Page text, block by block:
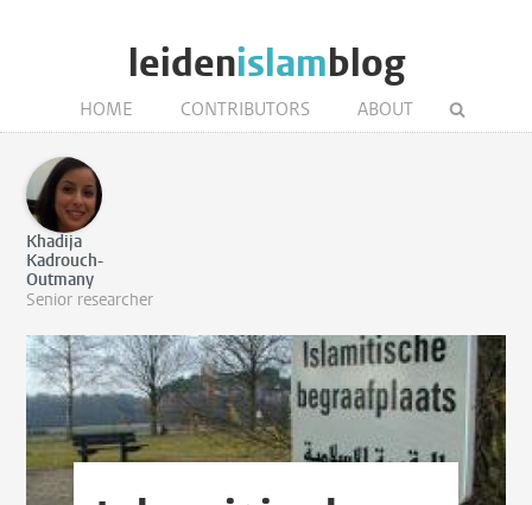
leidenislamblog
HOME CONTRIBUTORS ABOUT
Khadija
Kadrouch-
Outmany
Senior researcher